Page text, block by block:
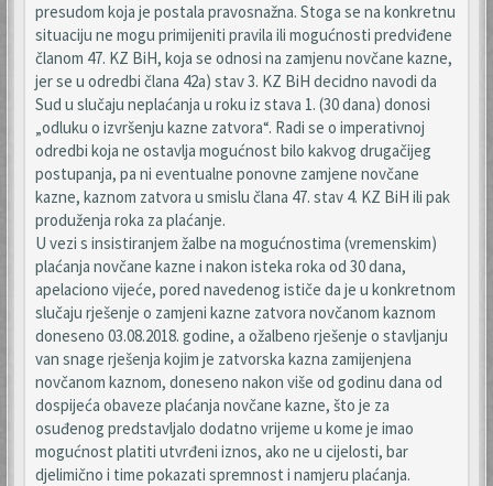
presudom koja je postala pravosnažna. Stoga se na konkretnu
situaciju ne mogu primijeniti pravila ili mogućnosti predviđene
članom 47. KZ BiH, koja se odnosi na zamjenu novčane kazne,
jer se u odredbi člana 42a) stav 3. KZ BiH decidno navodi da
Sud u slučaju neplaćanja u roku iz stava 1. (30 dana) donosi
„odluku o izvršenju kazne zatvora“. Radi se o imperativnoj
odredbi koja ne ostavlja mogućnost bilo kakvog drugačijeg
postupanja, pa ni eventualne ponovne zamjene novčane
kazne, kaznom zatvora u smislu člana 47. stav 4. KZ BiH ili pak
produženja roka za plaćanje.
U vezi s insistiranjem žalbe na mogućnostima (vremenskim)
plaćanja novčane kazne i nakon isteka roka od 30 dana,
apelaciono vijeće, pored navedenog ističe da je u konkretnom
slučaju rješenje o zamjeni kazne zatvora novčanom kaznom
doneseno 03.08.2018. godine, a ožalbeno rješenje o stavljanju
van snage rješenja kojim je zatvorska kazna zamijenjena
novčanom kaznom, doneseno nakon više od godinu dana od
dospijeća obaveze plaćanja novčane kazne, što je za
osuđenog predstavljalo dodatno vrijeme u kome je imao
mogućnost platiti utvrđeni iznos, ako ne u cijelosti, bar
djelimično i time pokazati spremnost i namjeru plaćanja.